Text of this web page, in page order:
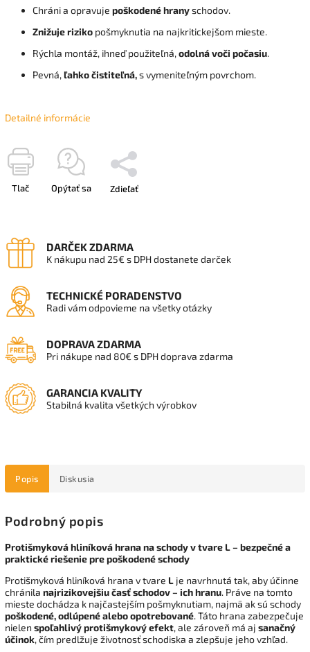
Chráni a opravuje poškodené hranyschodov.
Znižuje riziko pošmyknutia na najkritickejšom mieste.
Rýchla montáž, ihneď použiteľná,odolná voči počasiu.
Pevná,ľahko čistiteľná,s vymeniteľným povrchom.
Detailné informácie
Tlač Opýtať sa Zdieľať
DARČEK ZDARMA
K nákupu nad 25€ s DPH dostanete darček
TECHNICKÉ PORADENSTVO
Radi vám odpovieme na všetky otázky
DOPRAVA ZDARMA
Pri nákupe nad 80€ s DPH doprava zdarma
GARANCIA KVALITY
Stabilná kvalita všetkých výrobkov
Popis Diskusia
Podrobný popis
Protišmyková hliníková hrana na schody v tvare L – bezpečné a
praktické riešenie pre poškodené schody
Protišmyková hliníková hrana v tvare L je navrhnutá tak, aby účinne
chránila najrizikovejšiu časť schodov – ich hranu. Práve na tomto
mieste dochádza k najčastejším pošmyknutiam, najmä ak sú schody
poškodené, odlúpené alebo opotrebované. Táto hrana zabezpečuje
nielen spoľahlivý protišmykový efekt, ale zároveň má aj sanačný
účinok, čím predlžuje životnosť schodiska a zlepšuje jeho vzhľad.